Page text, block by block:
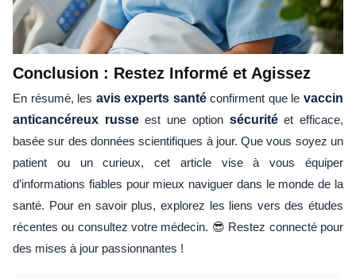
Conclusion : Restez Informé et Agissez
En résumé, les avis experts santéconfirment que levaccin
anticancéreux russeest une option sécuritéet efficace,
basée sur des données scientifiques à jour. Que vous soyez un
patient ou un curieux, cet article vise à vous équiper
d’informations fiables pour mieux naviguer dans le monde de la
santé. Pour en savoir plus, explorez les liens vers des études
récentes ou consultez votre médecin. 😎 Restez connecté pour
des mises à jour passionnantes !